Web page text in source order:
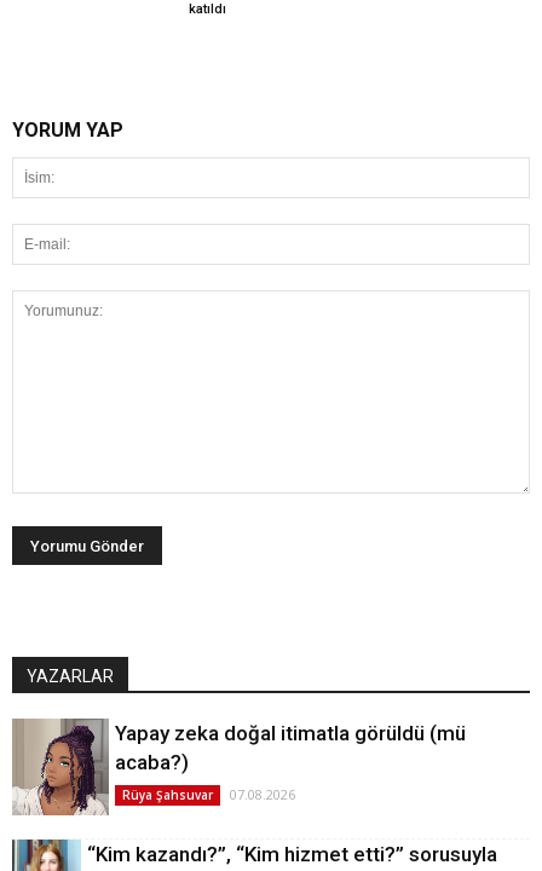
katıldı
YORUM YAP
YAZARLAR
Yapay zeka doğal itimatla görüldü (mü
acaba?)
Rüya Şahsuvar 07.08.2026
“Kim kazandı?”, “Kim hizmet etti?” sorusuyla